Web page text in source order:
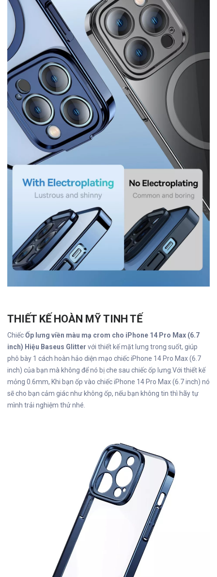
THIẾT KẾ HOÀN MỸ TINH TẾ
ChiếcỐp lưng viền màu mạ crom cho iPhone 14 Pro Max (6.7
inch) Hiệu Baseus Glitter với thiết kế mặt lưng trong suốt, giúp
phô bày 1 cách hoàn hảo diện mạo chiếc iPhone 14 Pro Max (6.7
inch) của bạn mà không để nó bị che sau chiếc ốp lưng.Với thiết kế
mỏng 0.6mm, Khi bạn ốp vào chiếc iPhone 14 Pro Max (6.7 inch) nó
sẽ cho bạn cảm giác như không ốp, nếu bạn không tin thì hãy tự
mình trải nghiệm thử nhé.